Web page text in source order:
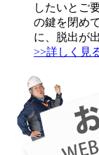
したいとご
の鍵を閉め
に、脱出が
>>詳しく見